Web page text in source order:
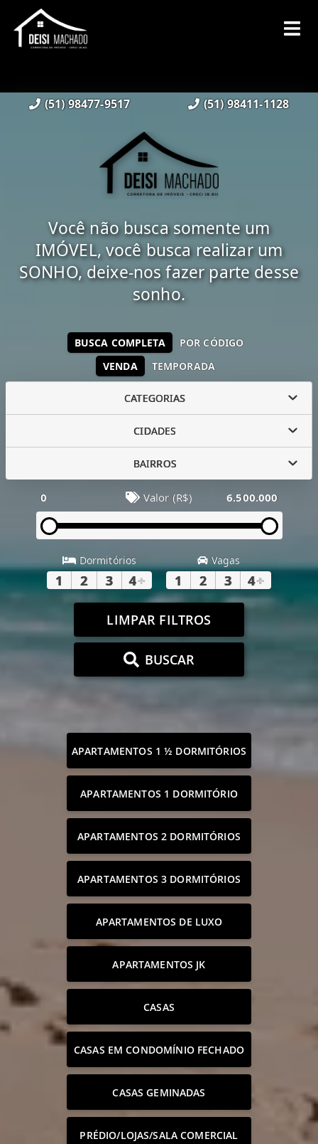
(51) 98477-9517 (51) 98411-1128
Você não busca somente um
IMÓVEL, você busca realizar um
SONHO, deixe-nos fazer parte desse
sonho.
VENDA TEMPORADA
BUSCA COMPLETA POR CÓDIGO
CATEGORIAS
CIDADES
BAIRROS
0 Valor (R$) 6.500.000
Dormitórios
1 2 3 4+
Vagas
1 2 3 4+
LIMPAR FILTROS
BUSCAR
APARTAMENTOS 1 ½ DORMITÓRIOS
APARTAMENTOS 1 DORMITÓRIO
APARTAMENTOS 2 DORMITÓRIOS
APARTAMENTOS 3 DORMITÓRIOS
APARTAMENTOS DE LUXO
APARTAMENTOS JK
CASAS
CASAS EM CONDOMÍNIO FECHADO
CASAS GEMINADAS
PRÉDIO/LOJAS/SALA COMERCIAL